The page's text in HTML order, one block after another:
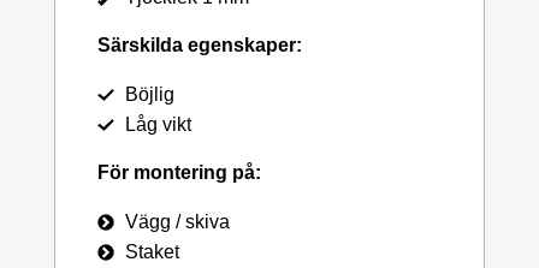
Särskilda egenskaper:
Böjlig
Låg vikt
För montering på:
Vägg / skiva
Staket